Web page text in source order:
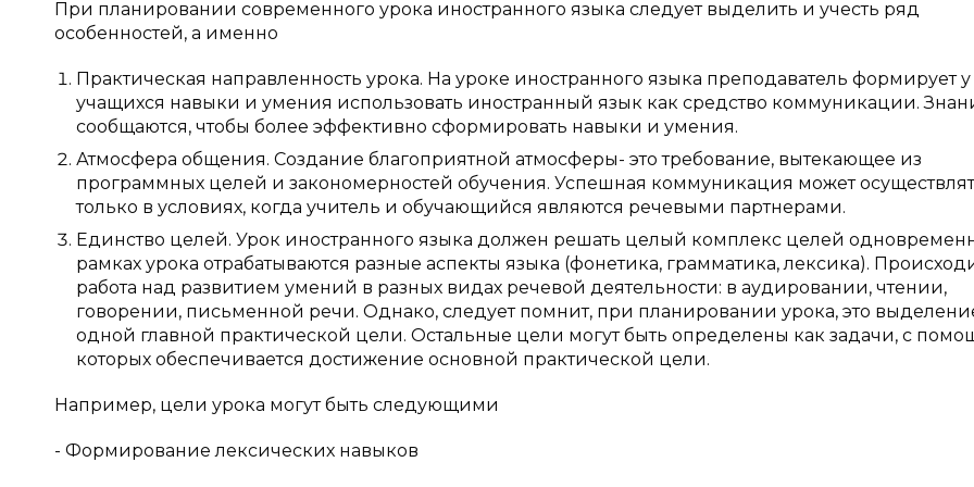
При планировании современного урока иностранного языка следует выделить и учесть ряд
особенностей, а именно
Практическая направленность урока. На уроке иностранного языка преподаватель формирует у
учащихся навыки и умения использовать иностранный язык как средство коммуникации.
сообщаются, чтобы более эффективно сформировать навыки и умения.
Атмосфера общения. Создание благоприятной атмосферы- это требование, вытекающее из
программных целей и закономерностей обучения. Успешная коммуникация может
только в условиях, когда учитель и обучающийся являются речевыми партнерами.
Единство целей. Урок иностранного языка должен решать целый комплекс целей
рамках урока отрабатываются разные аспекты языка (фонетика, грамматика, лексика).
работа над развитием умений в разных видах речевой деятельности: в аудировании, чтении,
говорении, письменной речи. Однако, следует помнит, при планировании урока, это
одной главной практической цели. Остальные цели могут быть определены как задачи, с
которых обеспечивается достижение основной практической цели.
Например, цели урока могут быть следующими
- Формирование лексических навыков